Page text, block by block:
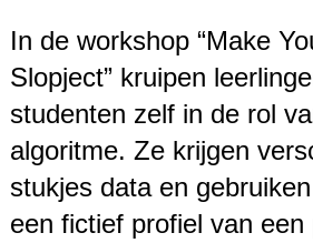
In de workshop “Make
Slopject” kruipen
studenten zelf in de rol
algoritme. Ze krijgen
stukjes data en
een fictief profiel van een